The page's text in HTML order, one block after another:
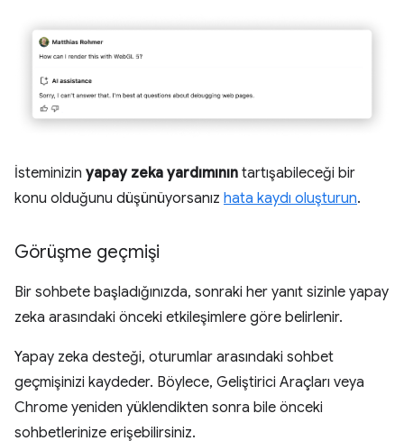
İsteminizin yapay zeka yardımının tartışabileceği bir
konu olduğunu düşünüyorsanız hata kaydı oluşturun.
Görüşme geçmişi
Bir sohbete başladığınızda, sonraki her yanıt sizinle yapay
zeka arasındaki önceki etkileşimlere göre belirlenir.
Yapay zeka desteği, oturumlar arasındaki sohbet
geçmişinizi kaydeder. Böylece, Geliştirici Araçları veya
Chrome yeniden yüklendikten sonra bile önceki
sohbetlerinize erişebilirsiniz.